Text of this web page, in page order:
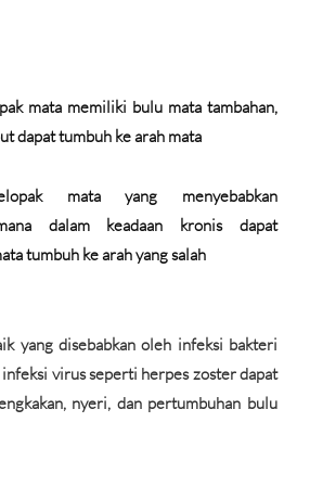
mata memiliki bulu mata tambahan,
dapat tumbuh ke arah mata
mata yang menyebabkan
dalam keadaan kronis dapat
tumbuh ke arah yang salah
yang disebabkan oleh infeksi bakteri
virus seperti herpes zoster dapat
nyeri, dan pertumbuhan bulu